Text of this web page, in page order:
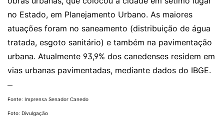
no Estado, em Planejamento Urbano. As maiores
atuações foram no saneamento (distribuição de água
tratada, esgoto sanitário) e também na pavimentação
urbana. Atualmente 93,9% dos canedenses residem em
vias urbanas pavimentadas, mediante dados do IBGE.
—
Fonte: Imprensa Senador Canedo
Foto: Divulgação